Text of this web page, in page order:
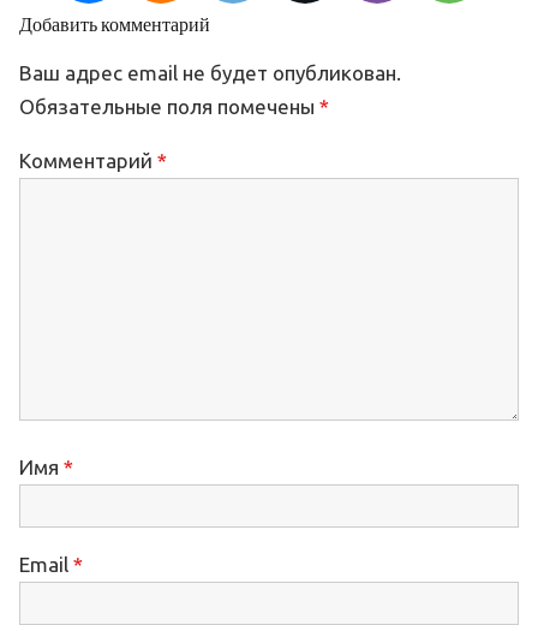
Добавить комментарий
Ваш адрес email не будет опубликован.
Обязательные поля помечены *
Комментарий *
Имя *
Email *